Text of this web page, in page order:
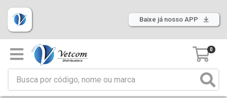
Baixe já nosso APP
0